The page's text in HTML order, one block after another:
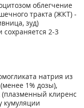
облегчение
тракта (ЖКТ) -
зуд)
2-3
натрия из
1% дозы),
(плазменный клиренс
кумуляции